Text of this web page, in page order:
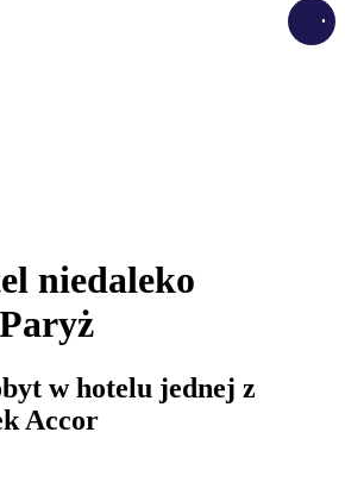
niedaleko
w hotelu jednej z
Accor